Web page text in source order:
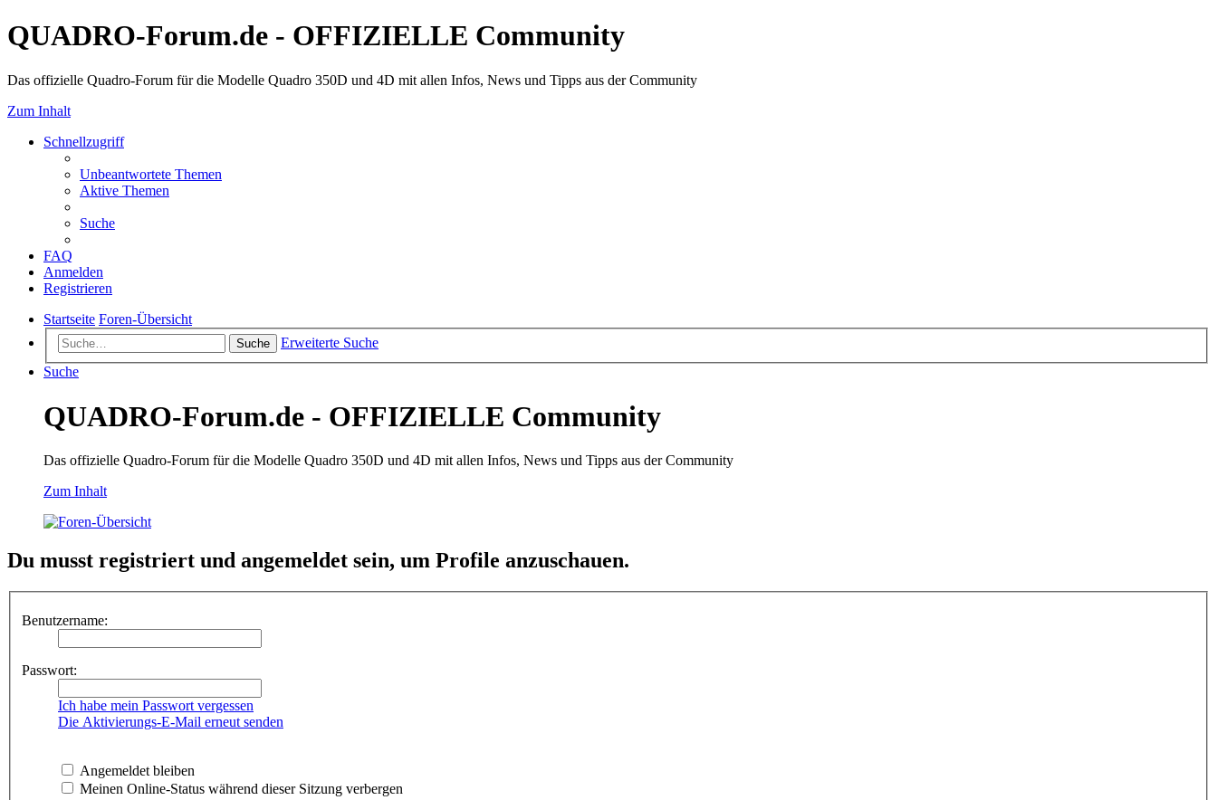
QUADRO-Forum.de - OFFIZIELLE Community
Das offizielle Quadro-Forum für die Modelle Quadro 350D und 4D mit allen Infos, News und Tipps aus der Community
Zum Inhalt
Schnellzugriff
Unbeantwortete Themen
Aktive Themen
Suche
FAQ
Anmelden
Registrieren
Startseite Foren-Übersicht
Suche
Erweiterte Suche
Suche
QUADRO-Forum.de - OFFIZIELLE Community
Das offizielle Quadro-Forum für die Modelle Quadro 350D und 4D mit allen Infos, News und Tipps aus der Community
Zum Inhalt
Du musst registriert und angemeldet sein, um Profile anzuschauen.
Benutzername:
Passwort:
Ich habe mein Passwort vergessen
Die Aktivierungs-E-Mail erneut senden
Angemeldet bleiben
Meinen Online-Status während dieser Sitzung verbergen